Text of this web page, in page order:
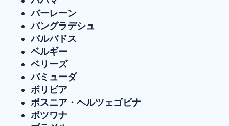
バーレーン
バングラデシュ
バルバドス
ベルギー
ベリーズ
バミューダ
ボリビア
ボスニア・ヘルツェゴビナ
ボツワナ